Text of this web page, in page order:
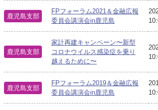
鹿児島支部
FPフォーラム2021＆金融広報
委員会講演会in鹿児島
鹿児島支部
家計再建キャンペーン〜新型
コロナウイルス感染症を乗り
越えるために〜
鹿児島支部
FPフォーラム2019＆金融広報
委員会講演会in鹿児島